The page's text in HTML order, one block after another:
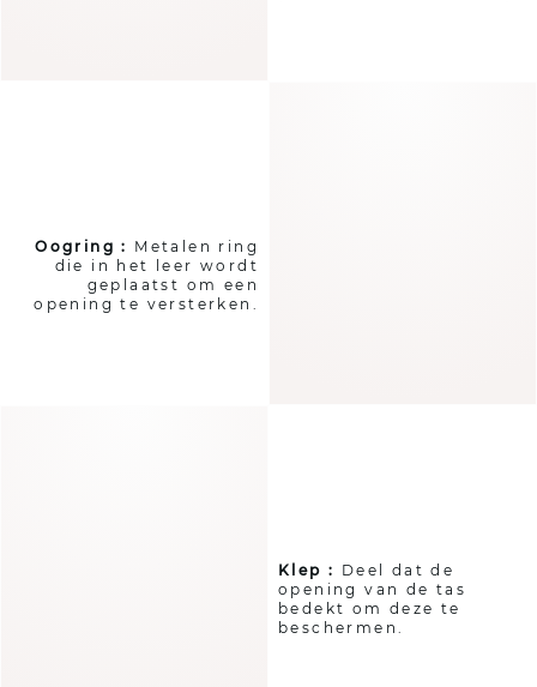
Oogring : Metalen ring
die in het leer wordt
geplaatst om een
opening te versterken.​
Klep : Deel dat de
opening van de tas
bedekt om deze te
beschermen.